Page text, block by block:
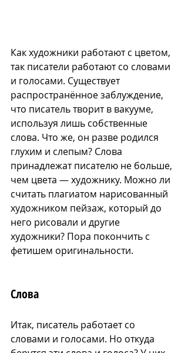
Как художники работают с цветом,
так писатели работают со словами
и голосами. Существует
распространённое заблуждение,
что писатель творит в вакууме,
используя лишь собственные
слова. Что же, он разве родился
глухим и слепым? Слова
принадлежат писателю не больше,
чем цвета — художнику. Можно ли
считать плагиатом нарисованный
художником пейзаж, который до
него рисовали и другие
художники? Пора покончить с
фетишем оригинальности.
Слова
Итак, писатель работает со
словами и голосами. Но откуда